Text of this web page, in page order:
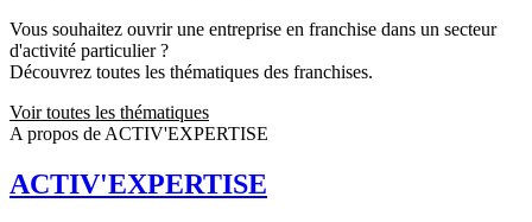
Vous souhaitez ouvrir une entreprise en franchise dans un secteur
d'activité particulier ?
Découvrez toutes les thématiques des franchises.
Voir toutes les thématiques
A propos de ACTIV'EXPERTISE
ACTIV'EXPERTISE